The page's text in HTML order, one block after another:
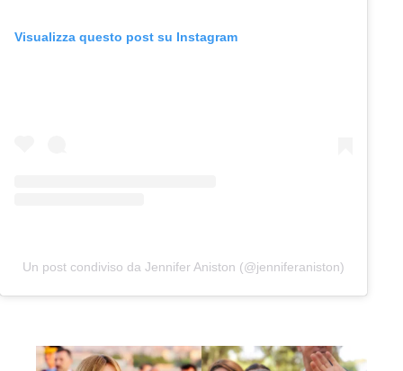
Visualizza questo post su Instagram
Un post condiviso da Jennifer Aniston (@jenniferaniston)